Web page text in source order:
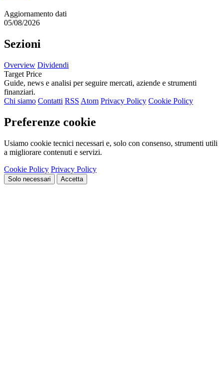
Aggiornamento dati
05/08/2026
Sezioni
Overview Dividendi
Target Price
Guide, news e analisi per seguire mercati, aziende e strumenti
finanziari.
Chi siamo Contatti RSS Atom Privacy Policy Cookie Policy
Preferenze cookie
Usiamo cookie tecnici necessari e, solo con consenso, strumenti utili
a migliorare contenuti e servizi.
Cookie Policy Privacy Policy
Solo necessari Accetta